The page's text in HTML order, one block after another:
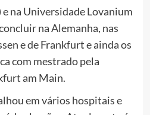
na Universidade Lovanium
na Alemanha, nas
e de Frankfurt e ainda os
com mestrado pela
am Main.
em vários hospitais e